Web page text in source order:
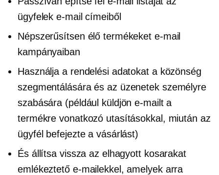
ügyfelek e-mail címeiből
Népszerűsítsen élő termékeket e-mail
kampányaiban
Használja a rendelési adatokat a közönség
szegmentálására és az üzenetek személyre
szabására (például küldjön e-mailt a
termékre vonatkozó utasításokkal, miután az
ügyfél befejezte a vásárlást)
És állítsa vissza az elhagyott kosarakat
emlékeztető e-mailekkel, amelyek arra